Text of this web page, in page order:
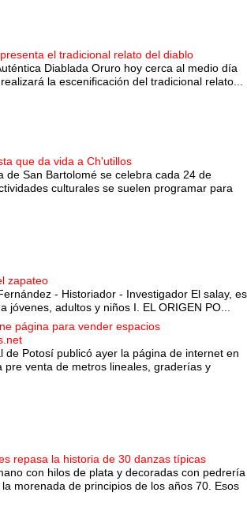
el tradicional relato del diablo
Diablada Oruro hoy cerca al medio día
la escenificación del tradicional relato...
que da vida a Ch'utillos
de San Bartolomé se celebra cada 24 de
culturales se suelen programar para
zapateo
- Historiador - Investigador El salay, es
jóvenes, adultos y niños I. EL ORIGEN PO...
página para vender espacios
de Potosí publicó ayer la página de internet en
pre venta de metros lineales, graderías y
repasa la historia de 30 danzas típicas
con hilos de plata y decoradas con pedrería
morenada de principios de los años 70. Esos